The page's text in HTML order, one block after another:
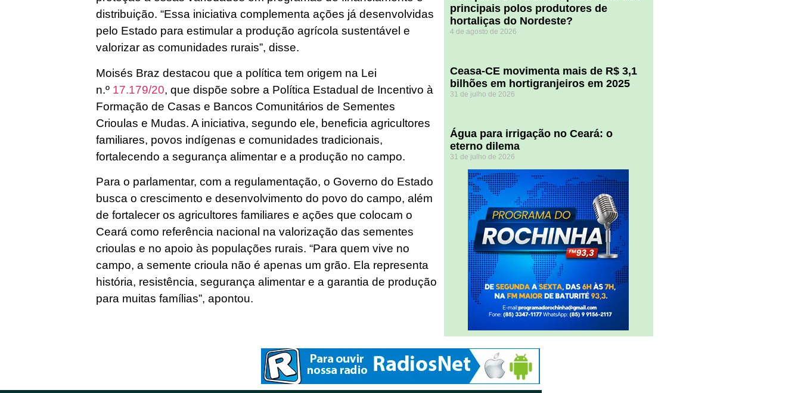
distribuição. “Essa iniciativa complementa ações já desenvolvidas
pelo Estado para estimular a produção agrícola sustentável e
valorizar as comunidades rurais”, disse.
Moisés Braz destacou que a política tem origem na Lei
n.º 17.179/20, que dispõe sobre a Política Estadual de Incentivo à
Formação de Casas e Bancos Comunitários de Sementes
Crioulas e Mudas. A iniciativa, segundo ele, beneficia agricultores
familiares, povos indígenas e comunidades tradicionais,
fortalecendo a segurança alimentar e a produção no campo.
Para o parlamentar, com a regulamentação, o Governo do Estado
busca o crescimento e desenvolvimento do povo do campo, além
de fortalecer os agricultores familiares e ações que colocam o
Ceará como referência nacional na valorização das sementes
crioulas e no apoio às populações rurais. “Para quem vive no
campo, a semente crioula não é apenas um grão. Ela representa
história, resistência, segurança alimentar e a garantia de produção
para muitas famílias”, apontou.
principais polos produtores de
hortaliças do Nordeste?
4 de agosto de 2026
Ceasa-CE movimenta mais de R$ 3,1
bilhões em hortigranjeiros em 2025
31 de julho de 2026
Água para irrigação no Ceará: o
eterno dilema
31 de julho de 2026